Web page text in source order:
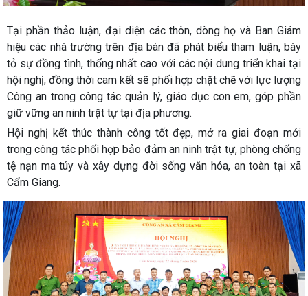
Tại phần thảo luận, đại diện các thôn, dòng họ và Ban Giám
hiệu các nhà trường trên địa bàn đã phát biểu tham luận, bày
tỏ sự đồng tình, thống nhất cao với các nội dung triển khai tại
hội nghị; đồng thời cam kết sẽ phối hợp chặt chẽ với lực lượng
Công an trong công tác quản lý, giáo dục con em, góp phần
giữ vững an ninh trật tự tại địa phương.
Hội nghị kết thúc thành công tốt đẹp, mở ra giai đoạn mới
trong công tác phối hợp bảo đảm an ninh trật tự, phòng chống
tệ nạn ma túy và xây dựng đời sống văn hóa, an toàn tại xã
Cẩm Giang.